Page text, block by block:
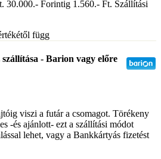
30.000.- Forintig 1.560.- Ft. Szállítási
függ
- Barion vagy előre
viszi a futár a csomagot. Törékeny
-és ajánlott- ezt a szállítási módot
lehet, vagy a Bankkártyás fizetést